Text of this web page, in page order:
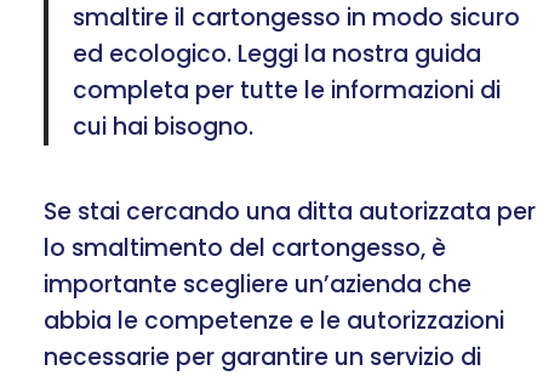
smaltire il cartongesso in modo sicuro
ed ecologico. Leggi la nostra guida
completa per tutte le informazioni di
cui hai bisogno.
Se stai cercando una ditta autorizzata per
lo smaltimento del cartongesso, è
importante scegliere un’azienda che
abbia le competenze e le autorizzazioni
necessarie per garantire un servizio di